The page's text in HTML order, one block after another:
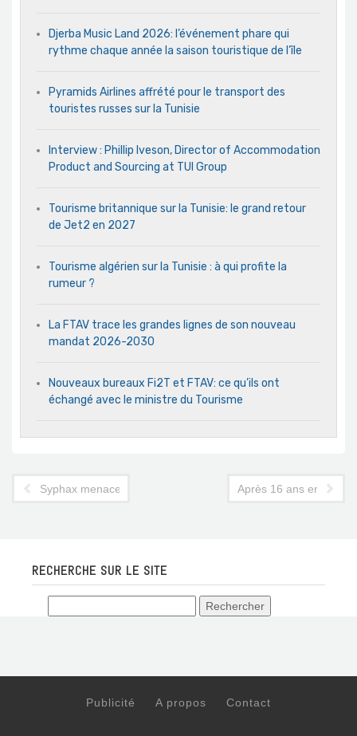
Djerba Music Land 2026: l’événement phare qui
rythme chaque année la saison touristique de l’île
Pyramids Airlines affrété pour le transport des
touristes russes sur la Tunisie
Interview : Phillip Iveson, Director of Accommodation
Product and Sourcing at TUI Group
Tourisme britannique sur la Tunisie: le grand retour
de Jet2 en 2027
Tourisme algérien sur la Tunisie : à qui profite la
rumeur ?
La FTAV trace les grandes lignes de son nouveau
mandat 2026-2030
Nouveaux bureaux Fi2T et FTAV: ce qu’ils ont
échangé avec le ministre du Tourisme
Syphax menace la DGAC et fixe une date pour la reprise de
Après 16 ans en
RECHERCHE SUR LE SITE
Publicité A propos Contact